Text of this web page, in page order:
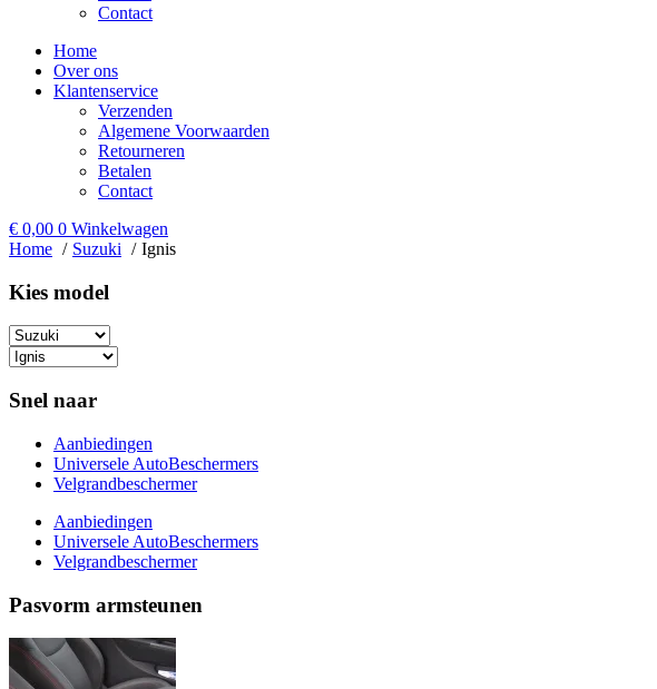
Contact
Home
Over ons
Klantenservice
Verzenden
Algemene Voorwaarden
Retourneren
Betalen
Contact
€ 0,00 0 Winkelwagen
Home
Suzuki Ignis
Kies model​
Snel naar
Aanbiedingen
Universele AutoBeschermers
Velgrandbeschermer
Aanbiedingen
Universele AutoBeschermers
Velgrandbeschermer
Pasvorm armsteunen